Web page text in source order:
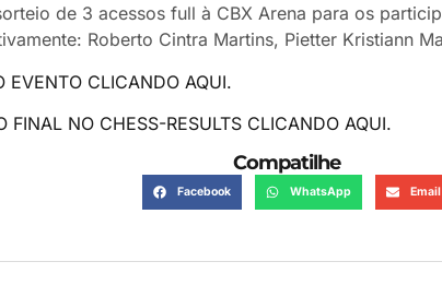
de 3 acessos full à CBX Arena para os
Roberto Cintra Martins, Pietter Kristiann
EVENTO CLICANDO AQUI.
FINAL NO CHESS-RESULTS CLICANDO AQUI.
Compatilhe
Facebook WhatsApp Email